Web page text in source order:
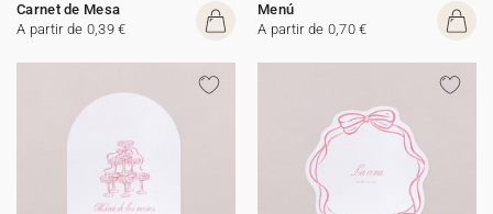
Carnet de Mesa
A partir de 0,39 €
Menú
A partir de 0,70 €